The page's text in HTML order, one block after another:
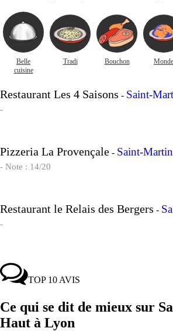
Belle
cuisine
Tradi Bouchon Monde
Restaurant Les 4 Saisons - Saint-
-
Pizzeria La Provençale - Saint-
- Note : 14/20
Restaurant le Relais des Bergers -
-
TOP 10 AVIS
Ce qui se dit de mieux sur
Haut à Lyon